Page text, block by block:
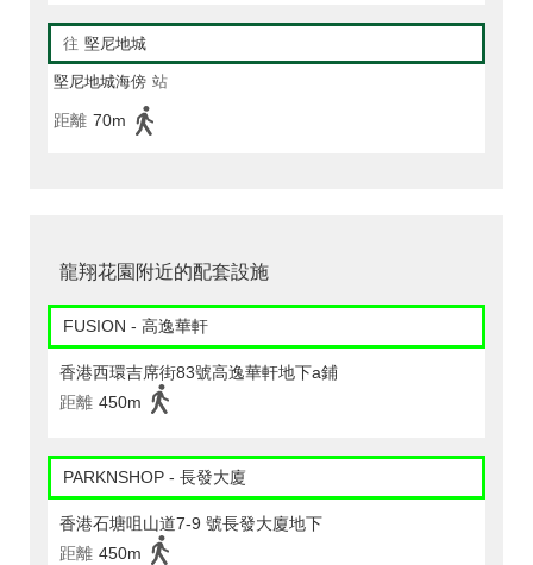
往 堅尼地城
堅尼地城海傍 站
距離 70m
龍翔花園附近的配套設施
FUSION - 高逸華軒
香港西環吉席街83號高逸華軒地下a鋪
距離 450m
PARKNSHOP - 長發大廈
香港石塘咀山道7-9 號長發大廈地下
距離 450m